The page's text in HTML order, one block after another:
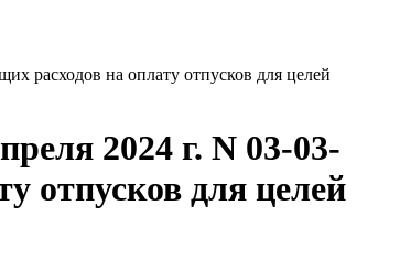
расходов на оплату отпусков для целей
2024 г. N 03-03-
отпусков для целей